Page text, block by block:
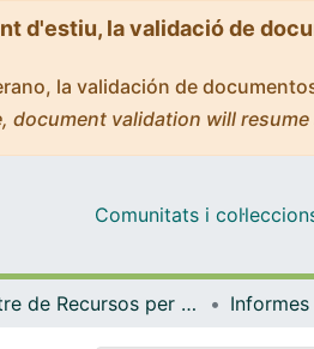
d'estiu, la validació de
la validación de
document validation will
Comunitats i
Centre de Recursos per a l'Aprenentatge i la Investigació (CRAI-UB) - Institucional